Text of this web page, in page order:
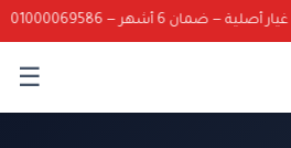
— ضمان 6 أشهر — 01000069586
☰